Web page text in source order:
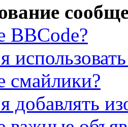
BBCode?
смайлики?
добавлять